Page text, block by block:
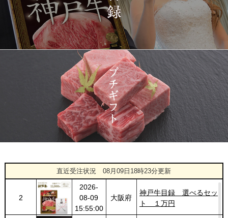
直近受注状況08月09日18時23分更新
1440
2026-
03-14
22:21:00
大分県
神戸牛 食べ比べお重 二
段
2026-
03-14
20:55:00
大阪府
神戸牛目録 選べるセッ
ト １万円 2個セット
2026-
03-14
20:48:00
神奈川
県
[訳あり][家庭用] A5等級
神戸牛 サーロインステー
キ 200g
2026-
03-14
18:00:00
福岡県
神戸牛カタログギフト
１万円
1
08-09
18:05:00
兵庫県
肉懐石「彩」◆焼肉
2
2026-
08-09
15:55:00
大阪府
神戸牛目録 選べるセッ
ト １万円